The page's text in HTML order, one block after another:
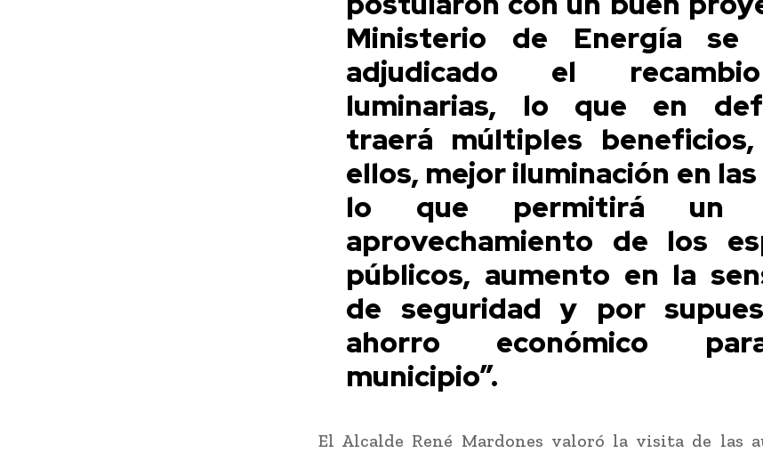
Ministerio de Energía se
adjudicado el
luminarias, lo que en
traerá múltiples
ellos, mejor iluminación en las
lo que permitirá un
aprovechamiento de los
públicos, aumento en la
de seguridad y por
ahorro económico
municipio”.
El Alcalde René Mardones valoró la visita de las